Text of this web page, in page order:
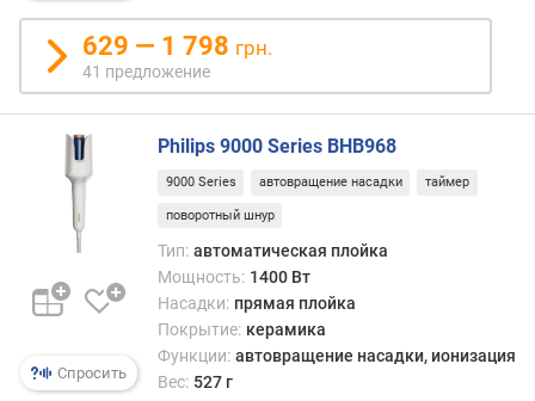
е
н
т
р
а
ф
ф
з
о
629 — 1 798 грн.
41 предложение
Спросить
Philips 9000 Series BHB968
9000 Series автовращение насадки таймер
поворотный шнур
Тип: автоматическая плойка
Мощность: 1400 Вт
Насадки: прямая плойка
Покрытие: керамика
Функции: автовращение насадки, ионизация
Вес: 527 г